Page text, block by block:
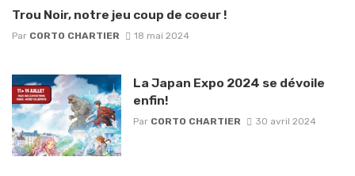
Trou Noir, notre jeu coup de coeur !
Par CORTO CHARTIER 18 mai 2024
La Japan Expo 2024 se dévoile
enfin!
Par CORTO CHARTIER 30 avril 2024